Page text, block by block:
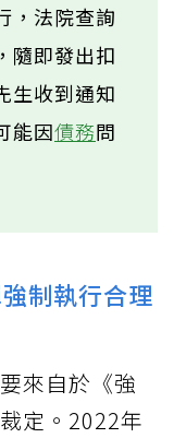
，法院查詢
隨即發出扣
生收到通知
能因債務問
制執行合理
來自於《強
定。2022年